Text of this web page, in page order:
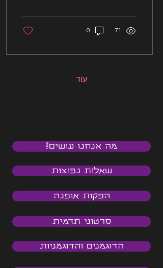
71
0
עוד
מה אנחנו עושים?
שאלות נפוצות
הפקות אופנה
סרטוני תדמית
הדוגמנים והדוגמניות